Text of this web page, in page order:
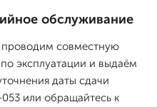
обслуживание
проводим совместную
эксплуатации и выдаём
даты сдачи
или обращайтесь к